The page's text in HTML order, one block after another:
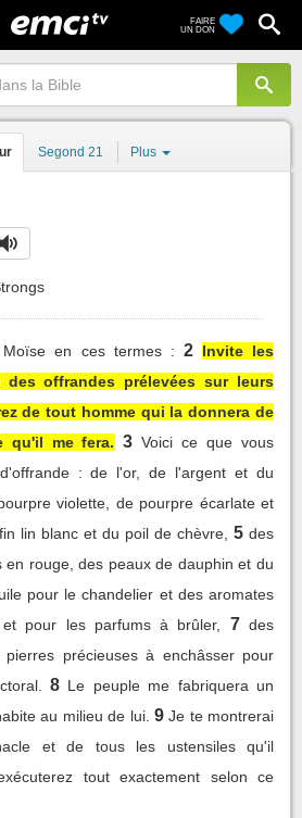
FAIRE
UN DON
Segond 21 Plus
en ces termes : 2 Invite les
des offrandes prélevées sur leurs
de tout homme qui la donnera de
qu'il me fera. 3 Voici ce que vous
: de l'or, de l'argent et du
violette, de pourpre écarlate et
lin blanc et du poil de chèvre, 5 des
en rouge, des peaux de dauphin et du
pour le chandelier et des aromates
pour les parfums à brûler,
7 des
précieuses à enchâsser pour
8 Le peuple me fabriquera un
au milieu de lui. 9 Je te montrerai
et de tous les ustensiles qu'il
tout exactement selon ce